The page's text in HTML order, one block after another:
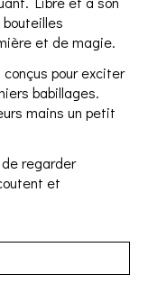
et de magie.
pour exciter
babillages.
mains un petit
de regarder
et